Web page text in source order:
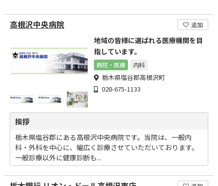
高根沢中央病院 追加
地域の皆様に選ばれる医療機関を目
指しています。
病院・医療 内科
栃木県塩谷郡高根沢町
028-675-1133
挨拶
栃木県塩谷郡にある高根沢中央病院です。当院は、一般内
科・外科を中心に、幅広く診療させていただいております。
一般診療以外に健康診断も...